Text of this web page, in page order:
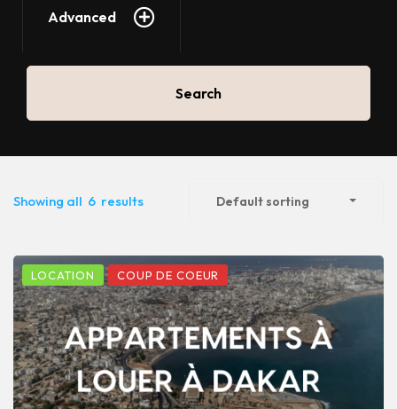
Advanced
Search
Showing all 6 results Default sorting
LOCATION COUP DE COEUR